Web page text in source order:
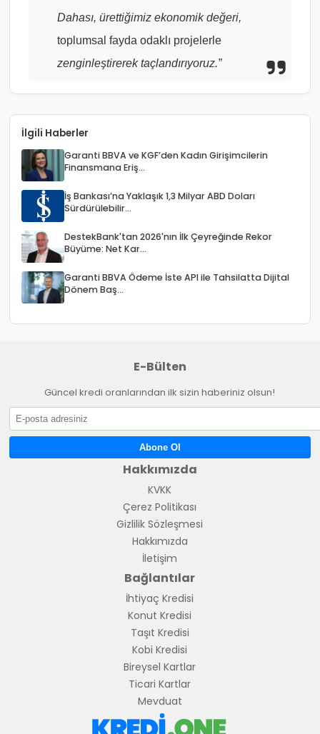
Dahası, ürettiğimiz ekonomik değeri,
toplumsal fayda odaklı projelerle
zenginleştirerek taçlandırıyoruz.”
İlgili Haberler
Garanti BBVA ve KGF’den Kadın Girişimcilerin
Finansmana Eriş...
İş Bankası’na Yaklaşık 1,3 Milyar ABD Doları
Sürdürülebilir...
DestekBank'tan 2026'nın İlk Çeyreğinde Rekor
Büyüme: Net Kar...
Garanti BBVA Ödeme İste API ile Tahsilatta Dijital
Dönem Baş...
Bağlantılar
İhtiyaç Kredisi
Konut Kredisi
Taşıt Kredisi
Kobi Kredisi
Bireysel Kartlar
Ticari Kartlar
Mevduat
Hakkımızda
KVKK
Çerez Politikası
Gizlilik Sözleşmesi
Hakkımızda
İletişim
E-Bülten
Güncel kredi oranlarından ilk sizin haberiniz olsun!
Abone Ol